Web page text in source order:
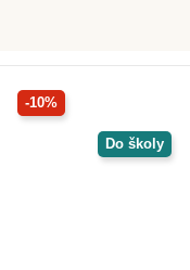
-10%
Do školy